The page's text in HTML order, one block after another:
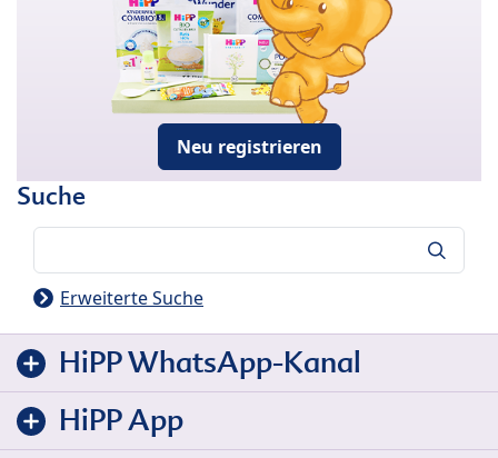
Neu registrieren
Suche
Erweiterte Suche
HiPP WhatsApp-Kanal
HiPP App